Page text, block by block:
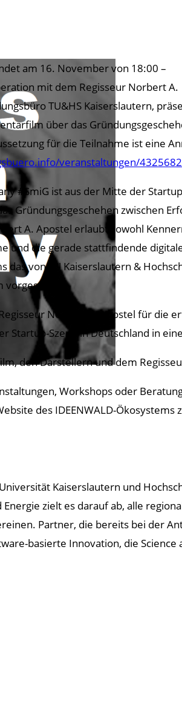
am 16. November von 18:00 –
mit dem Regisseur Norbert A.
TU&HS Kaiserslautern,
über das
für die Teilnahme ist eine
veranstaltungen/
#SmiG ist aus der Mitte der
Gründungsgeschehen zwischen
A. Apostel erlaubt sowohl
und die gerade stattfindende
das von TU Kaiserslautern &
vorgestellt.
Norbert A. Apostel für die
Startup-Szene in Deutschland in
den Darstellern und dem
Workshops oder
des IDEENWALD-
Kaiserslautern und
zielt es darauf ab, alle
Partner, die bereits bei der
basierte Innovation, die